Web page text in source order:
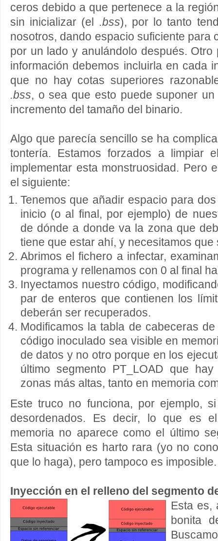
ceros debido a que pertenece a la
sin inicializar (el .bss), por lo tanto
nosotros, dando espacio suficiente para
por un lado y anulándolo después. Otro
información debemos incluirla en cada
que no hay cotas superiores
.bss, o sea que esto puede suponer
incremento del tamaño del binario.
Algo que parecía sencillo se ha
tontería. Estamos forzados a limpiar
implementar esta monstruosidad. Pero
el siguiente:
Tenemos que añadir espacio para
inicio (o al final, por ejemplo) de
de dónde a donde va la zona que
tiene que estar ahí, y necesitamos que
Abrimos el fichero a infectar,
programa y rellenamos con 0 al final
Inyectamos nuestro código,
par de enteros que contienen los
deberán ser recuperados.
Modificamos la tabla de cabeceras
código inoculado sea visible en
de datos y no otro porque en los
último segmento PT_LOAD que
zonas más altas, tanto en memoria
Este truco no funciona, por ejemplo,
desordenados. Es decir, lo que es
memoria no aparece como el último
Esta situación es harto rara (yo no
que lo haga), pero tampoco es imposible.
Inyección en el relleno del segmento
Esta es,
bonita